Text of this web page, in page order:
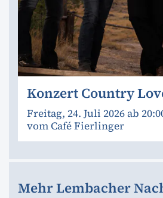
Konzert Country
Freitag, 24. Juli 2026 ab
vom Café Fierlinger
Mehr Lembacher